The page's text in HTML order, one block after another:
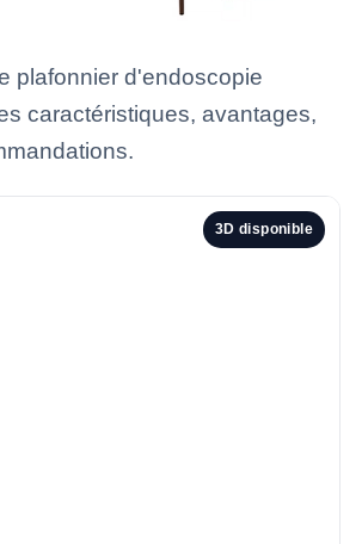
plafonnier d'endoscopie
caractéristiques, avantages,
3D disponible